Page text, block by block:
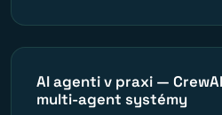
AI agenti v praxi —
multi-agent systémy